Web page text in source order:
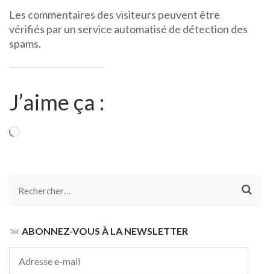
Les commentaires des visiteurs peuvent être
vérifiés par un service automatisé de détection des
spams.
J’aime ça :
Chargement…
Rechercher :
ABONNEZ-VOUS À LA NEWSLETTER